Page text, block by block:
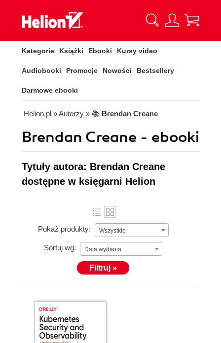
Kategorie Książki Ebooki Kursy video
Audiobooki Promocje Nowości Bestsellery
Darmowe ebooki
Helion.pl » Autorzy » 📚 Brendan Creane
Brendan Creane - ebooki
Tytuły autora: Brendan Creane
dostępne w księgarni Helion
Pokaż produkty: Wszystkie
Sortuj wg: Data wydania
Filtruj »